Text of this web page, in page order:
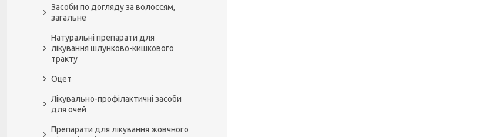
Засоби по догляду за волоссям,
загальне
Натуральні препарати для
лікування шлунково-кишкового
тракту
Оцет
Лікувально-профілактичні засоби
для очей
Препарати для лікування жовчного